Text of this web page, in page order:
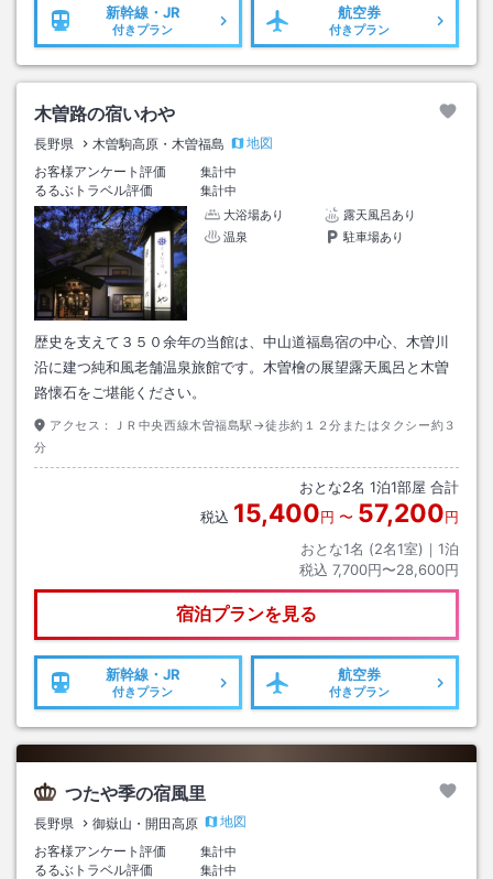
新幹線・JR
付きプラン
航空券
付きプラン
木曽路の宿いわや
長野県 木曽駒高原・木曽福島
地図
お客様アンケート評価
集計中
るるぶトラベル評価
集計中
大浴場あり
露天風呂あり
温泉
駐車場あり
歴史を支えて３５０余年の当館は、中山道福島宿の中心、木曽川
沿に建つ純和風老舗温泉旅館です。木曽檜の展望露天風呂と木曽
路懐石をご堪能ください。
アクセス：
ＪＲ中央西線木曽福島駅→徒歩約１２分またはタクシー約３
分
おとな2名 1泊1部屋 合計
税込 15,400円 〜 57,200円
おとな1名 (2名1室)｜ 1泊
税込 7,700円〜28,600円
宿泊プランを見る
新幹線・JR
付きプラン
航空券
付きプラン
つたや季の宿風里
長野県 御嶽山・開田高原
地図
お客様アンケート評価
集計中
るるぶトラベル評価 集計中